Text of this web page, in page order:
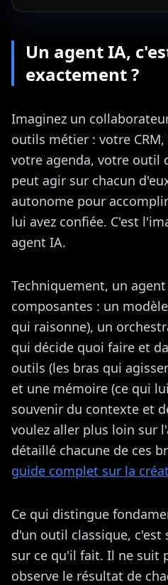
Un agent IA,
exactement ?
Imaginez un
outils métier : votre
votre agenda, votre outil
peut agir sur chacun
autonome pour
lui avez confiée. C'est
agent IA.
Techniquement, un
composantes : un
qui raisonne), un
qui décide quoi faire et
outils (les bras qui
et une mémoire (ce qui
souvenir du contexte et
voulez aller plus loin sur
détaillé chacune de ces
guide complet sur la
Ce qui distingue
d'un outil classique, c'est
sur ce qu'il fait. Il ne suit
observe le résultat de